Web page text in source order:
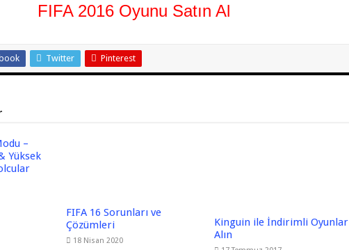
FIFA 2016 Oyunu Satın Al
Twitter Pinterest
–
Yüksek
FIFA 16 Sorunları ve
Çözümleri
18 Nisan 2020
Kinguin ile İndirimli Oyunlar
Alın